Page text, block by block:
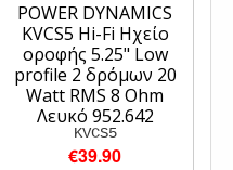
POWER DYNAMICS
KVCS5 Hi-Fi Ηχείο
οροφής 5.25" Low
profile 2 δρόμων 20
Watt RMS 8 Ohm
Λευκό 952.642
KVCS5
€39.90